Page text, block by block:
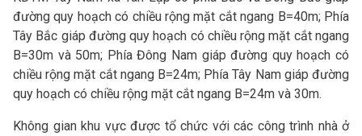
đường quy hoạch có chiều rộng mặt cắt ngang B=40m; Phía
Tây Bắc giáp đường quy hoạch có chiều rộng mặt cắt ngang
B=30m và 50m; Phía Đông Nam giáp đường quy hoạch có
chiều rộng mặt cắt ngang B=24m; Phía Tây Nam giáp đường
quy hoạch có chiều rộng mặt cắt ngang B=24m và 30m.
Không gian khu vực được tổ chức với các công trình nhà ở